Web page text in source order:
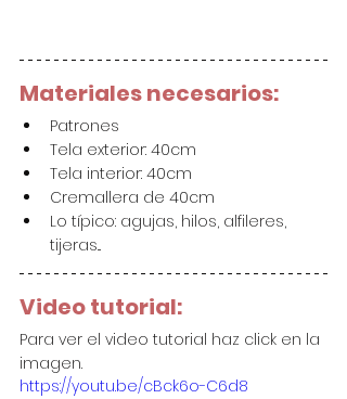
Materiales necesarios:
Patrones
Tela exterior: 40cm
Tela interior: 40cm
Cremallera de 40cm
Lo típico: agujas, hilos, alfileres,
tijeras...
Video tutorial:
Para ver el video tutorial haz click en la
imagen.
https://youtu.be/cBck6o-C6d8